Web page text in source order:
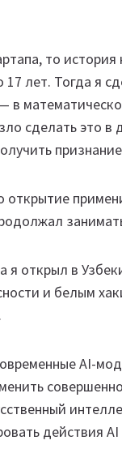
то
лет. Тогда я
сделать это в
открытие
я открыл в
и белым
AI-
действия